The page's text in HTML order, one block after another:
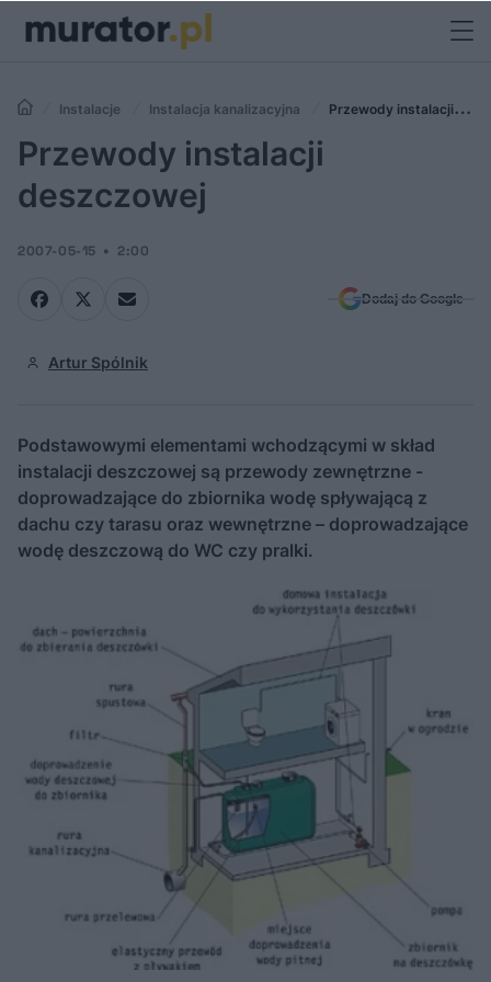
Instalacje Instalacja kanalizacyjna
Przewody instalacji
deszczowej
Przewody instalacji
deszczowej
2007-05-15 2:00
Dodaj do Google
Artur Spólnik
Podstawowymi elementami wchodzącymi w skład
instalacji deszczowej są przewody zewnętrzne -
doprowadzające do zbiornika wodę spływającą z
dachu czy tarasu oraz wewnętrzne – doprowadzające
wodę deszczową do WC czy pralki.